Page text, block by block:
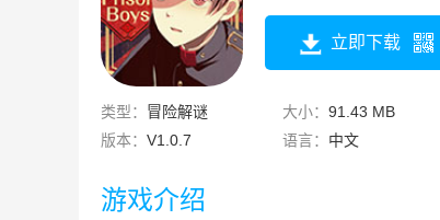
立即下载
类型： 冒险解谜 大小：91.43 MB
版本： V1.0.7 语言： 中文
游戏介绍